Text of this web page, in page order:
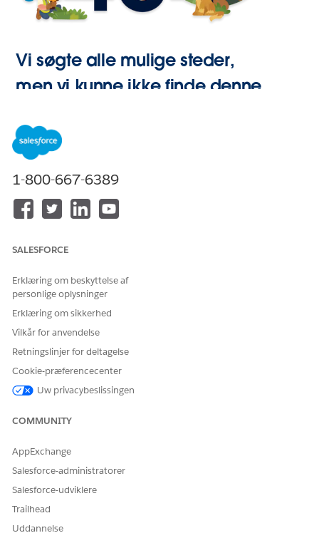
Vi søgte alle mulige steder,
men vi kunne ikke finde denne
1-800-667-6389
SALESFORCE
Erklæring om beskyttelse af
personlige oplysninger
Erklæring om sikkerhed
Vilkår for anvendelse
Retningslinjer for deltagelse
Cookie-præferencecenter
Uw privacybeslissingen
COMMUNITY
AppExchange
Salesforce-administratorer
Salesforce-udviklere
Trailhead
Uddannelse